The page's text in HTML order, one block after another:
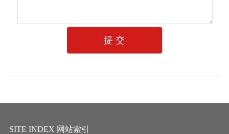
提 交
SITE INDEX 网站索引